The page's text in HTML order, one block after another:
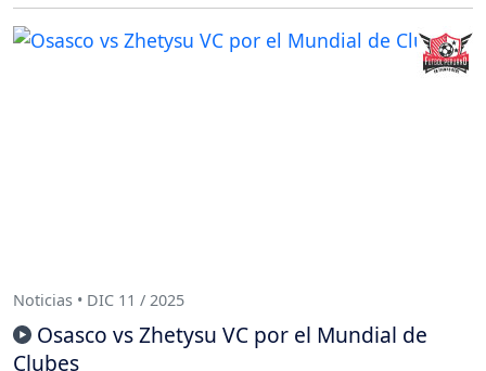
Noticias • DIC 11 / 2025
Osasco vs Zhetysu VC por el Mundial de
Clubes